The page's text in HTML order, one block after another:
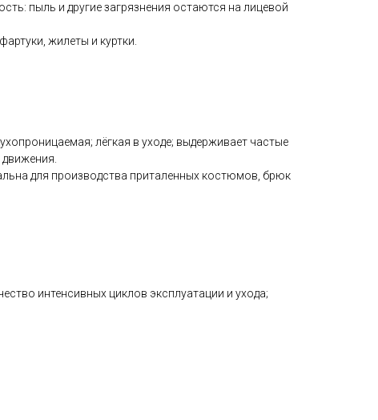
пыль и другие загрязнения остаются на лицевой
жилеты и куртки.
лёгкая в уходе; выдерживает частые
для производства приталенных костюмов, брюк
интенсивных циклов эксплуатации и ухода;